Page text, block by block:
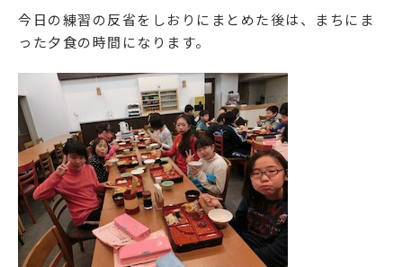
今日の練習の反省をしおりにまとめた後は、まちにま
った夕食の時間になります。